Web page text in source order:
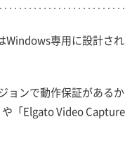
専用に設計され
ョンで動作保証がある
「Elgato Video